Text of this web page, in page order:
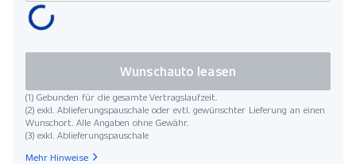
(1) Gebunden für die gesamte Vertragslaufzeit.
(2) exkl. Ablieferungspauschale oder evtl. gewünschter Lieferung an einen
Wunschort. Alle Angaben ohne Gewähr.
(3) exkl. Ablieferungspauschale
Wunschauto leasen
Mehr Hinweise